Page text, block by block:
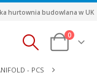
hurtownia budowlana w UK
0
- PCS